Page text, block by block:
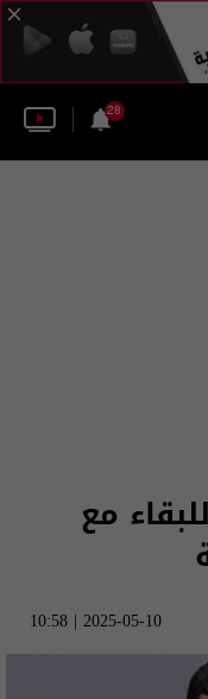
28
مع
2025-05-10 | 10:58